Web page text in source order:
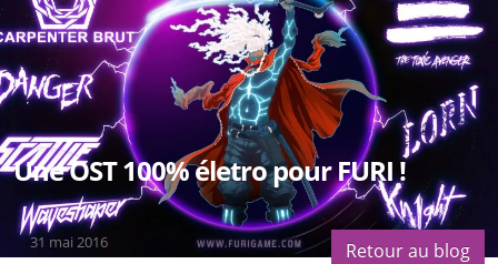
Une OST 100% életro pour FURI !
31 mai 2016 Retour au blog